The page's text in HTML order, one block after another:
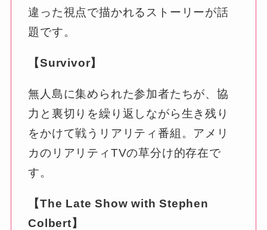
違った視点で描かれるストーリーが話
題です。
【Survivor】
無人島に集められた参加者たちが、協
力と裏切りを繰り返しながら生き残り
をかけて戦うリアリティ番組。アメリ
カのリアリティTVの草分け的存在で
す。
【The Late Show with Stephen
Colbert】